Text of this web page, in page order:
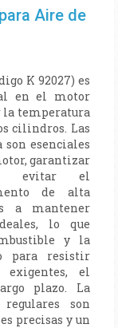
Aire de
K 92027) es
en el motor
la temperatura
cilindros. Las
esenciales
garantizar
y evitar el
de alta
a mantener
lo que
y la
para resistir
el
plazo. La
son
precisas y un